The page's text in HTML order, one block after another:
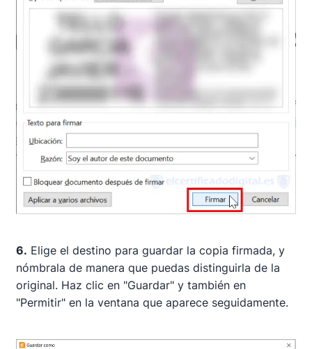
6. Elige el destino para guardar la copia firmada, y
nómbrala de manera que puedas distinguirla de la
original. Haz clic en "Guardar" y también en
"Permitir" en la ventana que aparece seguidamente.